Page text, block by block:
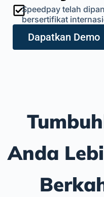
Speedpay telah
bersertifikat
Dapatkan Demo
Anda